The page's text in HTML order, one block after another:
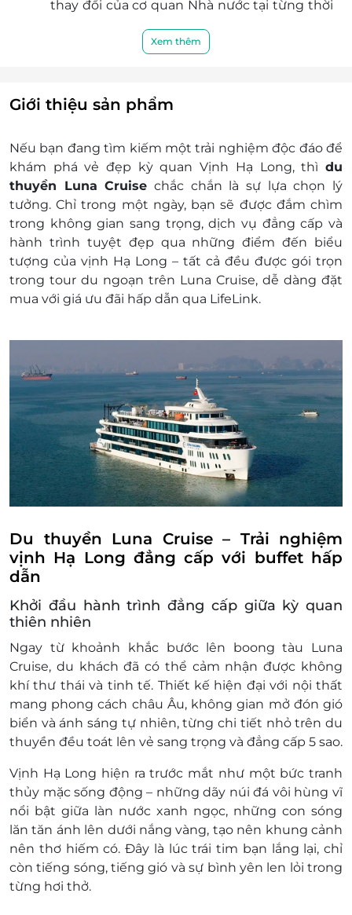
thay đổi của cơ quan Nhà nước tại từng thời
Hướng dẫn viên chuyên nghiệp English -
Dịch vụ không bao gồm:
Xe đưa đón vận chuyển 02 chiều Hà Nội - Hạ
Phòng nghỉ trên Du thuyền
Dịch vụ Kayak hoặc đò nan
Dịch vụ Spa, massage, tắm khoáng tại
phòng / Spa massage
Đồ uống trên du thuyền/ Drinks
Tiền tip và các chi phí khác không được liệt
kê
Đồ uống không nêu trong mục bao gồm
Phòng nghỉ suốt hành trình trên Du thuyền
Tiền tip và các chi phí khác không được liệt
Điều kiện đặt tour:
Hotline đặt tour & tư vấn (9h-20h): 1900 2065
Văn phòng HCM: 028.6680 8757 /
Liên hệ đặt check chỗ trống trước khi đặt
tour
Phụ thu trẻ em:
Trẻ em dưới 2 tuổi: miễn phí
vnđ/bé
Trẻ em từ đủ 5 –11 tuổi: phụ thu 950.000
vnđ/bé
Phụ thu Lễ Tết:
Phụ thu cuối tuần Thứ 7 và Chủ nhật giai
đoạn cao điểm 15/05-15/08 hàng năm: đủ 12
tuổi phụ thu 200.000 vnđ/khách, dưới 12
tuổi phụ thu 100.000 vnđ/khách
Ngày lễ Tết: Tết Dương Lịch (01/01), Quốc
Khánh (02/09) , Tết Âm Lịch (4 ngày từ 29
tháng Chạp – 3 Tháng 1 Âm lịch), Giỗ Tổ Hùng
thu 200.000 vnđ/khách, dưới 12 tuổi phụ thu
100.000 vnđ/khách
Ngày lễ 30/04, 01/05, 24/12, 31/12: đủ 12 tuổi
phụ thu 300.000 vnđ/khách, dưới 12 tuổi
phụ thu 150.000 vnđ/khách
Điều kiện khác:
Áp dụng 01 E-Voucher/E-Coupon cho 01
Xem thêm
Giới thiệu sản phẩm
Nếu bạn đang tìm kiếm một trải nghiệm độc đáo để
khám phá vẻ đẹp kỳ quan Vịnh Hạ Long, thì du
thuyền Luna Cruise chắc chắn là sự lựa chọn lý
tưởng. Chỉ trong một ngày, bạn sẽ được đắm chìm
trong không gian sang trọng, dịch vụ đẳng cấp và
hành trình tuyệt đẹp qua những điểm đến biểu
tượng của vịnh Hạ Long – tất cả đều được gói trọn
trong tour du ngoạn trên Luna Cruise, dễ dàng đặt
mua với giá ưu đãi hấp dẫn qua LifeLink.
Du thuyền Luna Cruise – Trải nghiệm
vịnh Hạ Long đẳng cấp với buffet hấp
dẫn
Khởi đầu hành trình đẳng cấp giữa kỳ quan
thiên nhiên
Ngay từ khoảnh khắc bước lên boong tàu Luna
Cruise, du khách đã có thể cảm nhận được không
khí thư thái và tinh tế. Thiết kế hiện đại với nội thất
mang phong cách châu Âu, không gian mở đón gió
biển và ánh sáng tự nhiên, từng chi tiết nhỏ trên du
thuyền đều toát lên vẻ sang trọng và đẳng cấp 5 sao.
Vịnh Hạ Long hiện ra trước mắt như một bức tranh
thủy mặc sống động – những dãy núi đá vôi hùng vĩ
nổi bật giữa làn nước xanh ngọc, những con sóng
lăn tăn ánh lên dưới nắng vàng, tạo nên khung cảnh
nên thơ hiếm có. Đây là lúc trái tim bạn lắng lại, chỉ
còn tiếng sóng, tiếng gió và sự bình yên len lỏi trong
từng hơi thở.